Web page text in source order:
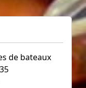
de bateaux